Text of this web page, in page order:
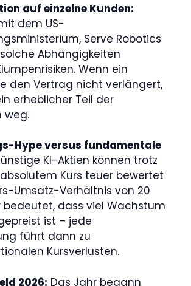
auf einzelne Kunden:
dem US-
Serve Robotics
Abhängigkeiten
Wenn ein
den Vertrag nicht verlängert,
erheblicher Teil der
weg.
Hype versus fundamentale
KI-Aktien können trotz
Kurs teuer bewertet
Umsatz-Verhältnis von 20
bedeutet, dass viel Wachstum
ist – jede
führt dann zu
Kursverlusten.
2026: Das Jahr begann